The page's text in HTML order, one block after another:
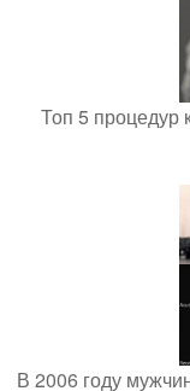
Топ 5 процедур
В 2006 году